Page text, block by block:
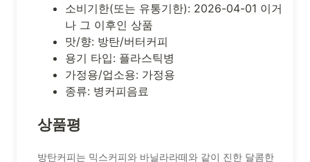
소비기한(또는 유통기한): 2026-04-01 이거
나 그 이후인 상품
맛/향: 방탄/버터커피
용기 타입: 플라스틱병
가정용/업소용: 가정용
종류: 병커피음료
상품평
방탄커피는 믹스커피와 바닐라라떼와 같이 진한 달콤한